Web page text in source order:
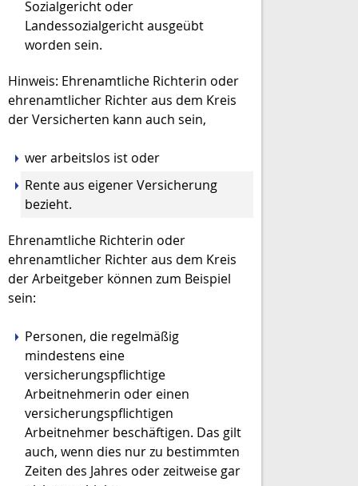
Sozialgericht oder
Landessozialgericht ausgeübt
worden sein.
Hinweis: Ehrenamtliche Richterin oder
ehrenamtlicher Richter aus dem Kreis
der Versicherten kann auch sein,
wer arbeitslos ist oder
Rente aus eigener Versicherung
bezieht.
Ehrenamtliche Richterin oder
ehrenamtlicher Richter aus dem Kreis
der Arbeitgeber können zum Beispiel
sein:
Personen, die regelmäßig
mindestens eine
versicherungspflichtige
Arbeitnehmerin oder einen
versicherungspflichtigen
Arbeitnehmer beschäftigen. Das gilt
auch, wenn dies nur zu bestimmten
Zeiten des Jahres oder zeitweise gar